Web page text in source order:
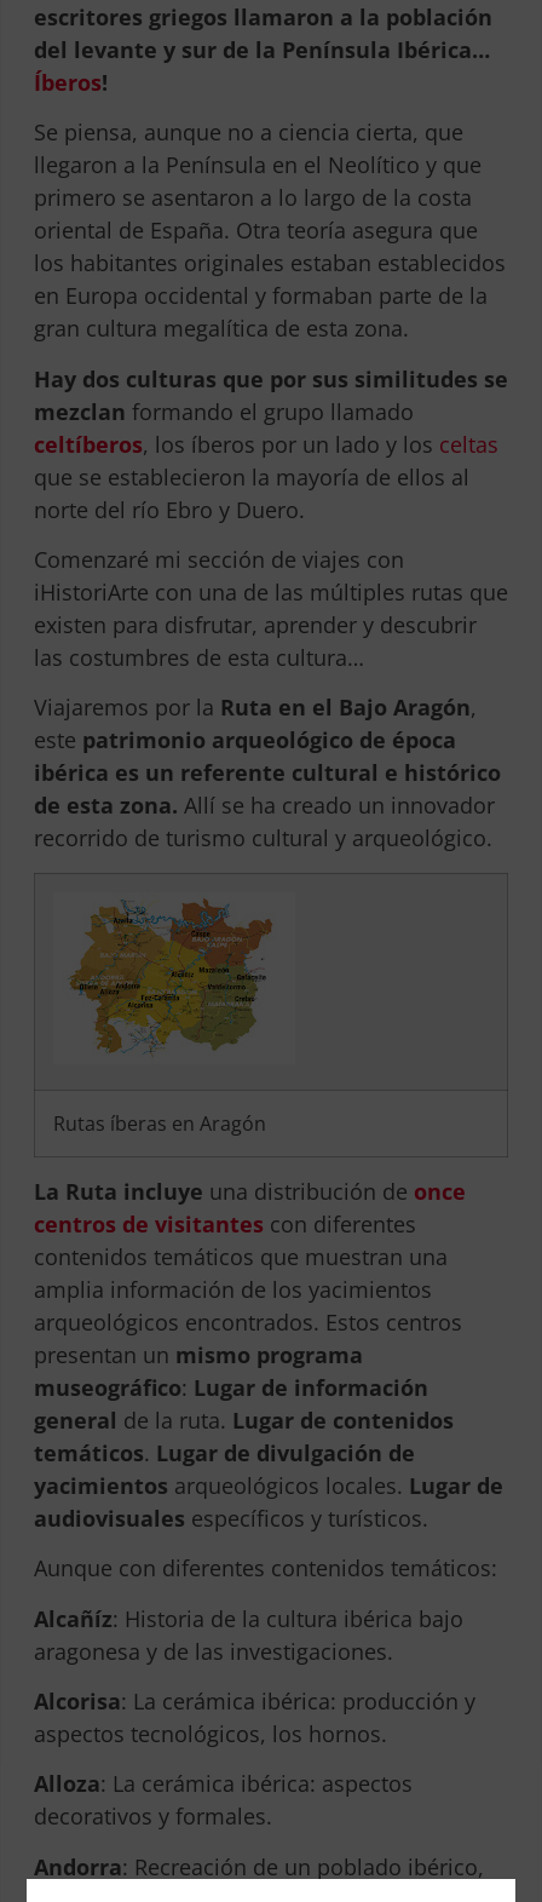
escritores griegos llamaron a la población
del levante y sur de la Península Ibérica…
Íberos!
Se piensa, aunque no a ciencia cierta, que
llegaron a la Península en el Neolítico y que
primero se asentaron a lo largo de la costa
oriental de España. Otra teoría asegura que
los habitantes originales estaban establecidos
en Europa occidental y formaban parte de la
gran cultura megalítica de esta zona.
Hay dos culturas que por sus similitudes se
mezclan formando el grupo llamado
celtíberos, los íberos por un lado y los celtas
que se establecieron la mayoría de ellos al
norte del río Ebro y Duero.
Comenzaré mi sección de viajes con
iHistoriArte con una de las múltiples rutas que
existen para disfrutar, aprender y descubrir
las costumbres de esta cultura…
Viajaremos por la Ruta en el Bajo Aragón,
este patrimonio arqueológico de época
ibérica es un referente cultural e histórico
de esta zona. Allí se ha creado un innovador
recorrido de turismo cultural y arqueológico.
Rutas íberas en Aragón
La Ruta incluye una distribución de once
centros de visitantes con diferentes
contenidos temáticos que muestran una
amplia información de los yacimientos
arqueológicos encontrados. Estos centros
presentan un mismo programa
museográfico: Lugar de información
general de la ruta. Lugar de contenidos
temáticos. Lugar de divulgación de
yacimientos arqueológicos locales. Lugar de
audiovisuales específicos y turísticos.
Aunque con diferentes contenidos temáticos:
Alcañíz: Historia de la cultura ibérica bajo
aragonesa y de las investigaciones.
Alcorisa: La cerámica ibérica: producción y
aspectos tecnológicos, los hornos.
Alloza: La cerámica ibérica: aspectos
decorativos y formales.
Andorra: Recreación de un poblado ibérico,